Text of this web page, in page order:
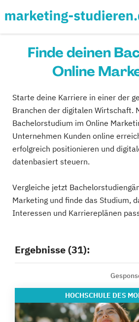
Finde deinen
Online
Starte deine Karriere in einer der
Branchen der digitalen Wirtschaft.
Bachelorstudium im Online
Unternehmen Kunden online
erfolgreich positionieren und
datenbasiert steuern.
Vergleiche jetzt
Marketing und finde das Studium,
Interessen und Karriereplänen
Ergebnisse (31):
HOCHSCHULE DES